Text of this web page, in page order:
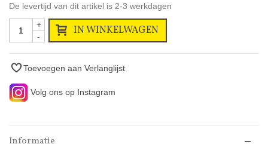
De levertijd van dit artikel is 2-3 werkdagen
-
+ IN WINKELWAGEN
Toevoegen aan Verlanglijst
Volg ons op Instagram